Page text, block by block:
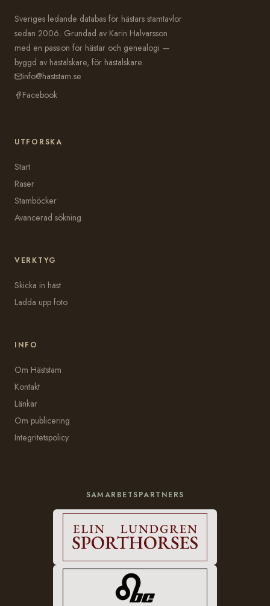
Sveriges ledande databas för hästars stamtavlor
sedan 2006. Grundad av Karin Halvarsson
med en passion för hästar och genealogi —
byggd av hästälskare, för hästälskare.
info@haststam.se
Facebook
UTFORSKA
Start
Raser
Stamböcker
Avancerad sökning
VERKTYG
Skicka in häst
Ladda upp foto
INFO
Om Häststam
Kontakt
Länkar
Om publicering
Integritetspolicy
SAMARBETSPARTNERS